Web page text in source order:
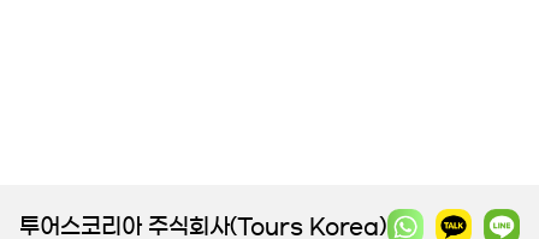
투어스코리아 주식회사(Tours Korea)